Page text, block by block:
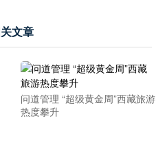
文章
问道管理 “超级黄金周”西藏旅游
热度攀升